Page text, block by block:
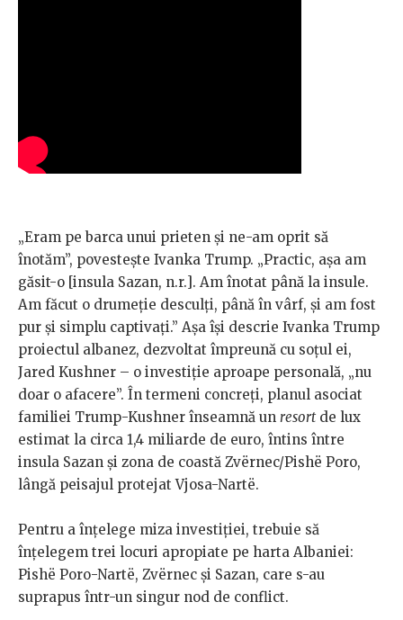
„Eram pe barca unui prieten și ne-am oprit să
înotăm”, povestește Ivanka Trump. „Practic, așa am
găsit-o [insula Sazan, n.r.]. Am înotat până la insule.
Am făcut o drumeție desculți, până în vârf, și am fost
pur și simplu captivați.” Așa își descrie Ivanka Trump
proiectul albanez, dezvoltat împreună cu soțul ei,
Jared Kushner – o investiție aproape personală, „nu
doar o afacere”. În termeni concreți, planul asociat
familiei Trump-Kushner înseamnă un resortde lux
estimat la circa 1,4 miliarde de euro, întins între
insula Sazan și zona de coastă Zvërnec/Pishë Poro,
lângă peisajul protejat Vjosa-Nartë.
Pentru a înțelege miza investiției, trebuie să
înțelegem trei locuri apropiate pe harta Albaniei:
Pishë Poro-Nartë, Zvërnec și Sazan, care s-au
suprapus într-un singur nod de conflict.